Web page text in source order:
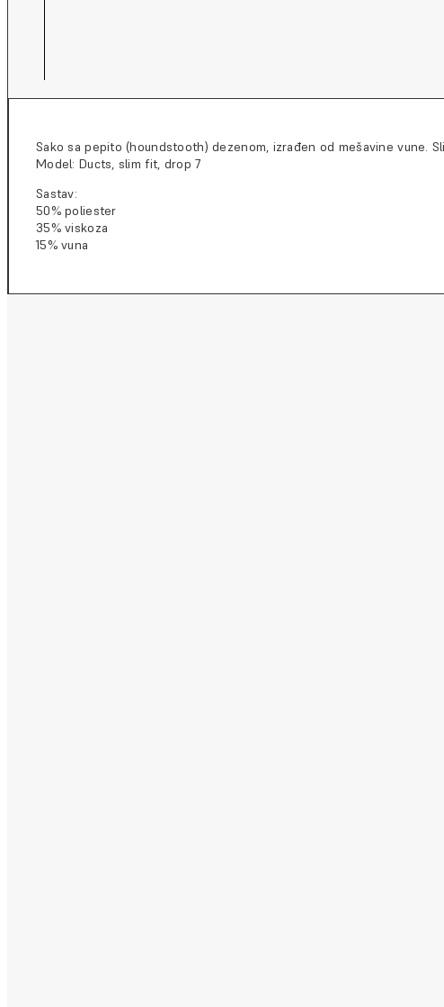
Sako sa pepito (houndstooth) dezenom, izrađen od mešavine vune.
Model: Ducts, slim fit, drop 7
Sastav:
50% poliester
35% viskoza
15% vuna